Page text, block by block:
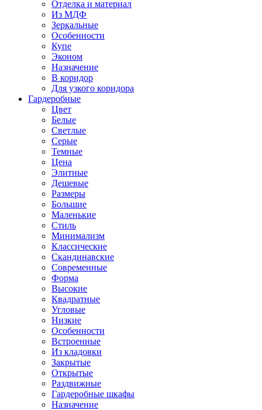
Отделка и материал
Из МДФ
Зеркальные
Особенности
Купе
Эконом
Назначение
В коридор
Для узкого коридора
Гардеробные
Цвет
Белые
Светлые
Серые
Темные
Цена
Элитные
Дешевые
Размеры
Большие
Маленькие
Стиль
Минимализм
Классические
Скандинавские
Современные
Форма
Высокие
Квадратные
Угловые
Низкие
Особенности
Встроенные
Из кладовки
Закрытые
Открытые
Раздвижные
Гардеробные шкафы
Назначение